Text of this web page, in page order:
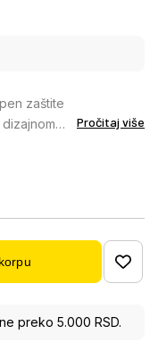
zaštite
se
6000
iste
Pročitaj više
preko 5.000 RSD.